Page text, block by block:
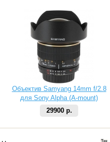
Объектив Samyang 14mm f/2.8
для Sony Alpha (A-mount)
29900 р.